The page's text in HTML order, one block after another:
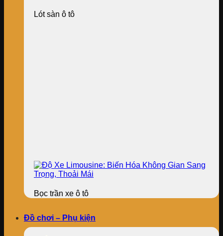
Lót sàn ô tô
Bọc trần xe ô tô
Đồ chơi – Phụ kiện